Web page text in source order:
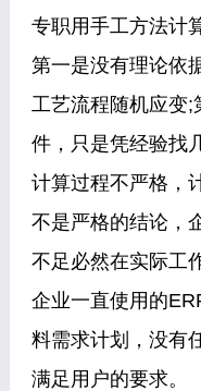
专职用手工方法计
第一是没有理论依
工艺流程随机应变;
件，只是凭经验找
计算过程不严格，
不是严格的结论，
不足必然在实际工
企业一直使用的
料需求计划，没有
满足用户的要求。